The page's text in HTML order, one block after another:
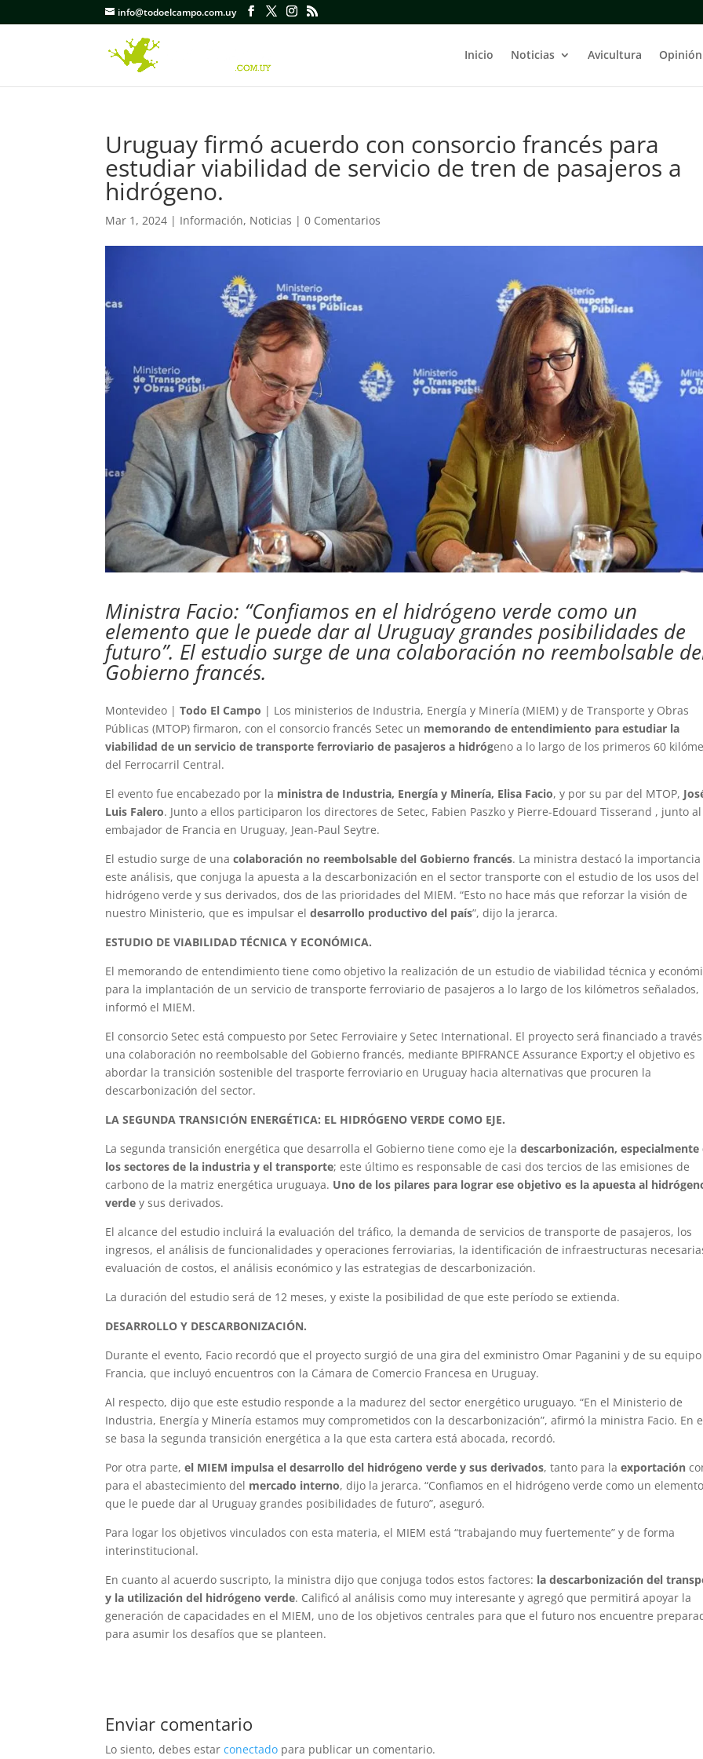
info@todoelcampo.com.uy
Inicio Noticias Avicultura Opinión
Uruguay firmó acuerdo con consorcio francés para
estudiar viabilidad de servicio de tren de pasajeros a
hidrógeno.
Mar 1, 2024 | Información, Noticias |0 Comentarios
Ministra Facio: “Confiamos en el hidrógeno verde como un
elemento que le puede dar al Uruguay grandes posibilidades de
futuro”. El estudio surge de una colaboración no reembolsable
Gobierno francés.
Montevideo |Todo El Campo | Los ministerios de Industria, Energía y Minería (MIEM) y de Transporte y Obras
Públicas (MTOP) firmaron, con el consorcio francés Setec un memorando de entendimiento para estudiar la
viabilidad de un servicio de transporte ferroviario de pasajeros a hidrógeno a lo largo de los primeros 60
del Ferrocarril Central.
El evento fue encabezado por la ministra de Industria, Energía y Minería, Elisa Facio, y por su par del MTOP,
Luis Falero. Junto a ellos participaron los directores de Setec, Fabien Paszko y Pierre-Edouard Tisserand , junto al
embajador de Francia en Uruguay, Jean-Paul Seytre.
El estudio surge de unacolaboración no reembolsable del Gobierno francés. La ministra destacó la
este análisis, que conjuga la apuesta a la descarbonización en el sector transporte con el estudio de los usos del
hidrógeno verde y sus derivados, dos de las prioridades del MIEM. “Esto no hace más que reforzar la visión de
nuestro Ministerio, que es impulsar eldesarrollo productivo del país”, dijo la jerarca.
ESTUDIO DE VIABILIDAD TÉCNICA Y ECONÓMICA.
El memorando de entendimiento tiene como objetivo la realización de un estudio de viabilidad técnica y
para la implantación de un servicio de transporte ferroviario de pasajeros a lo largo de los kilómetros señalados,
informó el MIEM.
El consorcio Setec está compuesto por Setec Ferroviaire y Setec International. El proyecto será financiado a
una colaboración no reembolsable del Gobierno francés, mediante BPIFRANCE Assurance Export;y el objetivo es
abordar la transición sostenible del trasporte ferroviario en Uruguay hacia alternativas que procuren la
descarbonización del sector.
LA SEGUNDA TRANSICIÓN ENERGÉTICA: EL HIDRÓGENO VERDE COMO EJE.
La segunda transición energética que desarrolla el Gobierno tiene como eje ladescarbonización, especialmente
los sectores de la industria y el transporte; este último es responsable de casi dos tercios de las emisiones de
carbono de la matriz energética uruguaya. Uno de los pilares para lograr ese objetivo es la apuesta al
verde y sus derivados.
El alcance del estudio incluirá la evaluación del tráfico, la demanda de servicios de transporte de pasajeros, los
ingresos, el análisis de funcionalidades y operaciones ferroviarias, la identificación de infraestructuras
evaluación de costos, el análisis económico y las estrategias de descarbonización.
La duración del estudio será de 12 meses, y existe la posibilidad de que este período se extienda.
DESARROLLO Y DESCARBONIZACIÓN.
Durante el evento, Facio recordó que el proyecto surgió de una gira del exministro Omar Paganini y de su
Francia, que incluyó encuentros con la Cámara de Comercio Francesa en Uruguay.
Al respecto, dijo que este estudio responde a la madurez del sector energético uruguayo. “En el Ministerio de
Industria, Energía y Minería estamos muy comprometidos con la descarbonización”, afirmó la ministra Facio. En
se basa la segunda transición energética a la que esta cartera está abocada, recordó.
Por otra parte,el MIEM impulsa el desarrollo del hidrógeno verde y sus derivados, tanto para laexportación
para el abastecimiento del mercado interno, dijo la jerarca. “Confiamos en el hidrógeno verde como un
que le puede dar al Uruguay grandes posibilidades de futuro”, aseguró.
Para logar los objetivos vinculados con esta materia, el MIEM está “trabajando muy fuertemente” y de forma
interinstitucional.
En cuanto al acuerdo suscripto, la ministra dijo que conjuga todos estos factores: la descarbonización del
y la utilización del hidrógeno verde. Calificó al análisis como muy interesante y agregó que permitirá apoyar la
generación de capacidades en el MIEM, uno de los objetivos centrales para que el futuro nos encuentre
para asumir los desafíos que se planteen.
Enviar comentario
Lo siento, debes estarconectado para publicar un comentario.